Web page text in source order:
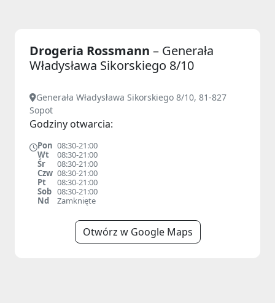
Drogeria Rossmann – Generała
Władysława Sikorskiego 8/10
Generała Władysława Sikorskiego 8/10, 81-827
Sopot
Godziny otwarcia:
Pon 08:30-21:00
Wt
08:30-21:00
Śr
08:30-21:00
Czw 08:30-21:00
Pt
08:30-21:00
Sob 08:30-21:00
Nd
Zamknięte
Otwórz w Google Maps